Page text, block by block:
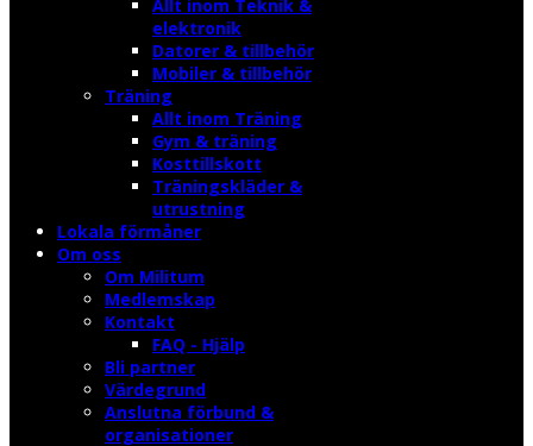
Allt inom Teknik &
elektronik
Datorer & tillbehör
Mobiler & tillbehör
Träning
Allt inom Träning
Gym & träning
Kosttillskott
Träningskläder &
utrustning
Lokala förmåner
Om oss
Om Militum
Medlemskap
Kontakt
FAQ - Hjälp
Bli partner
Värdegrund
Anslutna förbund &
organisationer